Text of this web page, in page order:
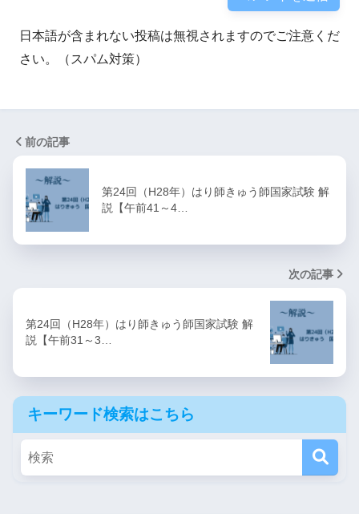
日本語が含まれない投稿は無視されますのでご注意くだ
さい。（スパム対策）
前の記事
第24回（H28年）はり師きゅう師国家試験 解
説【午前41～4…
次の記事
第24回（H28年）はり師きゅう師国家試験 解
説【午前31～3…
キーワード検索はこちら